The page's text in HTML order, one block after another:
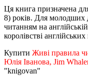
Ця книга призначена
8) років. Для молодших
читанням на
королівстві
Купити Живі правила
Юлія Іванова, Jim
"knigovan"